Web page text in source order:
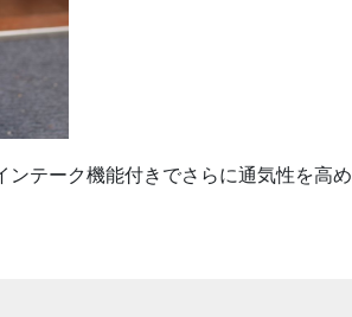
テーク機能付きでさらに通気性を高め